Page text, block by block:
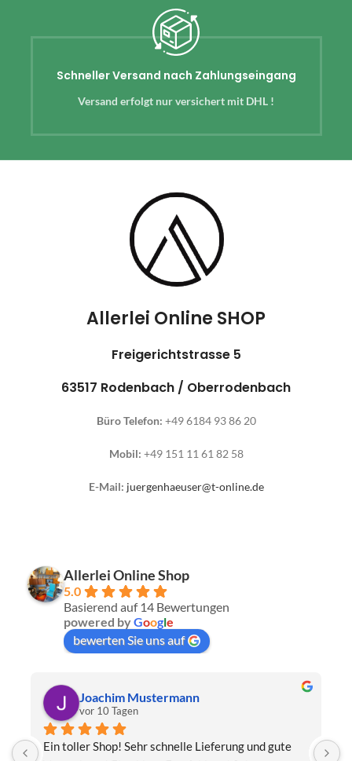
Schneller Versand nach Zahlungseingang
Versand erfolgt nur versichert mit DHL !
Allerlei Online SHOP
Freigerichtstrasse 5
63517 Rodenbach / Oberrodenbach
Büro Telefon: +49 6184 93 86 20
Mobil: +49 151 11 61 82 58
E-Mail: juergenhaeuser@t-online.de
Allerlei Online Shop
5.0
Basierend auf 14 Bewertungen
powered byGoogle
bewerten Sie uns auf
Christa Meis
vor 2 Monaten
Toller Shop, Top Qualität. Aber der absolute